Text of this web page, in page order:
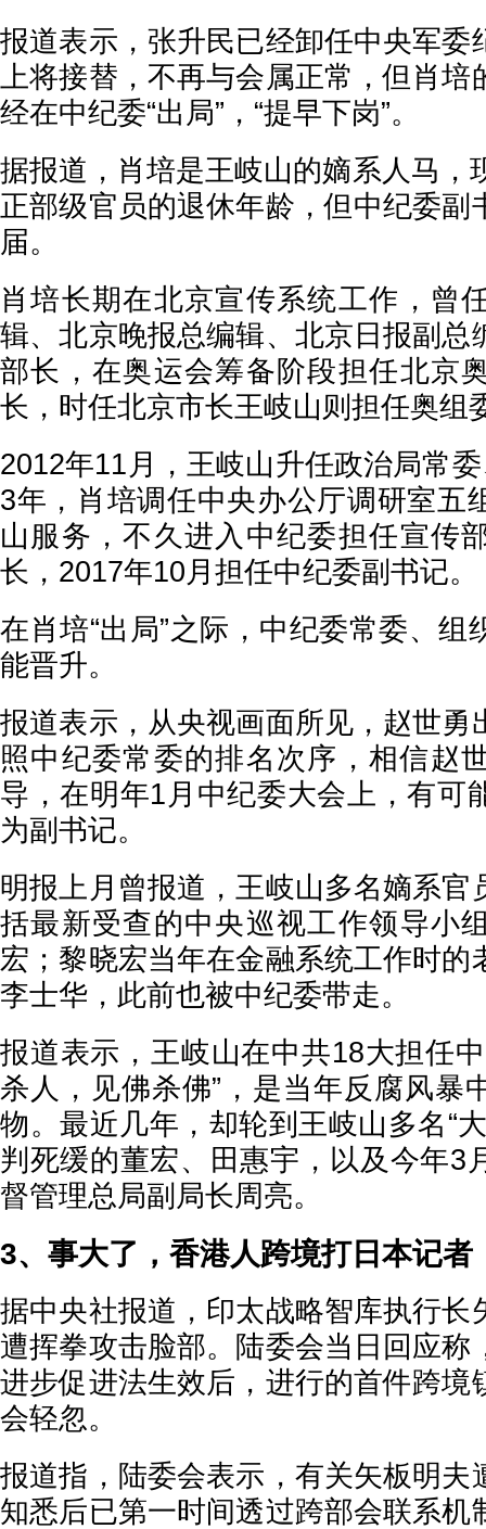
报道表示，张升民已经卸任中央军委
上将接替，不再与会属正常，但肖培
经在中纪委“出局”，“提早下岗”。
据报道，肖培是王岐山的嫡系人马，
正部级官员的退休年龄，但中纪委副
届。
肖培长期在北京宣传系统工作，曾
辑、北京晚报总编辑、北京日报副总
部长，在奥运会筹备阶段担任北京
长，时任北京市长王岐山则担任奥组
2012年11月，王岐山升任政治局常
3年，肖培调任中央办公厅调研室五
山服务，不久进入中纪委担任宣传
长，2017年10月担任中纪委副书记。
在肖培“出局”之际，中纪委常委、组
能晋升。
报道表示，从央视画面所见，赵世勇
照中纪委常委的排名次序，相信赵
导，在明年1月中纪委大会上，有可
为副书记。
明报上月曾报道，王岐山多名嫡系官
括最新受查的中央巡视工作领导小
宏；黎晓宏当年在金融系统工作时的
李士华，此前也被中纪委带走。
报道表示，王岐山在中共18大担任
杀人，见佛杀佛”，是当年反腐风暴
物。最近几年，却轮到王岐山多名“
判死缓的董宏、田惠宇，以及今年3
督管理总局副局长周亮。
3、事大了，香港人跨境打日本记者
据中央社报道，印太战略智库执行长
遭挥拳攻击脸部。陆委会当日回应称
进步促进法生效后，进行的首件跨境
会轻忽。
报道指，陆委会表示，有关矢板明夫
知悉后已第一时间透过跨部会联系机